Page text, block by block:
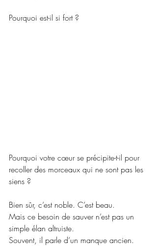
Pourquoi est-il si fort ?
Pourquoi votre cœur se précipite-t-il pour
recoller des morceaux qui ne sont pas les
siens ?
Bien sûr, c’est noble. C’est beau.
Mais ce besoin de sauver n’est pas un
simple élan altruiste.
Souvent, il parle d’un manque ancien.